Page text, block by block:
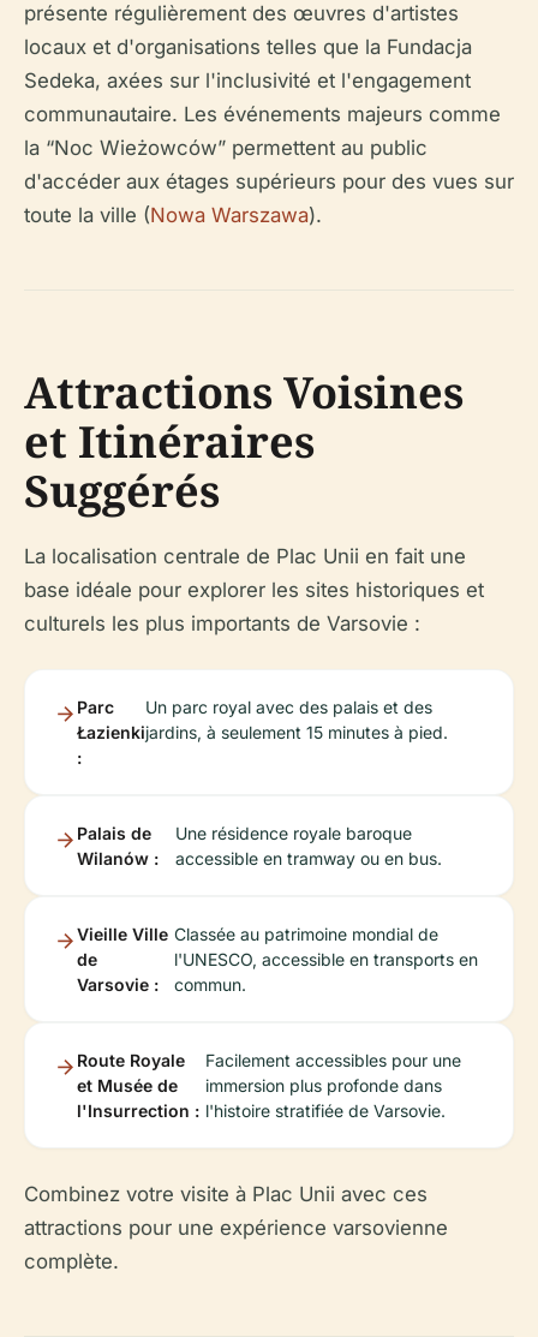
présente régulièrement des œuvres d'artistes
locaux et d'organisations telles que la Fundacja
Sedeka, axées sur l'inclusivité et l'engagement
communautaire. Les événements majeurs comme
la “Noc Wieżowców” permettent au public
d'accéder aux étages supérieurs pour des vues sur
toute la ville (Nowa Warszawa).
Attractions Voisines
et Itinéraires
Suggérés
La localisation centrale de Plac Unii en fait une
base idéale pour explorer les sites historiques et
culturels les plus importants de Varsovie :
Parc
Łazienki
:
Un parc royal avec des palais et des
jardins, à seulement 15 minutes à pied.
Palais de
Wilanów :
Une résidence royale baroque
accessible en tramway ou en bus.
Vieille Ville
de
Varsovie :
Classée au patrimoine mondial de
l'UNESCO, accessible en transports en
commun.
Route Royale
et Musée de
l'Insurrection :
Facilement accessibles pour une
immersion plus profonde dans
l'histoire stratifiée de Varsovie.
Combinez votre visite à Plac Unii avec ces
attractions pour une expérience varsovienne
complète.